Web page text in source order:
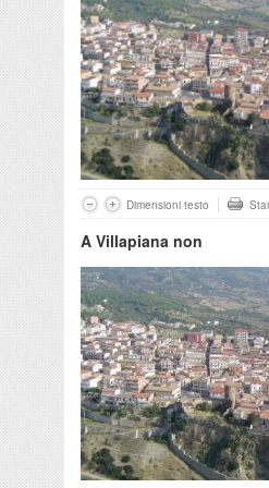
Dimensioni testo
A Villapiana non